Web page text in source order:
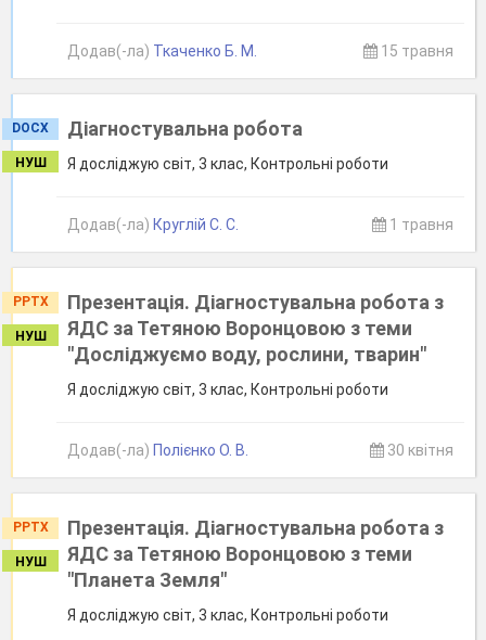
Додав(-ла) Ткаченко Б. М. 15 травня
DOCX
НУШ
Діагностувальна робота
Я досліджую світ, 3 клас, Контрольні роботи
Додав(-ла) Круглій С. С. 1 травня
PPTX
НУШ
Презентація. Діагностувальна робота з
ЯДС за Тетяною Воронцовою з теми
"Досліджуємо воду, рослини, тварин"
Я досліджую світ, 3 клас, Контрольні роботи
Додав(-ла) Полієнко О. В. 30 квітня
PPTX
НУШ
Презентація. Діагностувальна робота з
ЯДС за Тетяною Воронцовою з теми
"Планета Земля"
Я досліджую світ, 3 клас, Контрольні роботи